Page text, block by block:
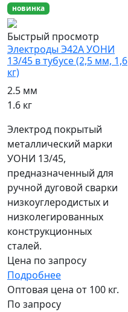
новинка
Быстрый просмотр
Электроды Э42А УОНИ
13/45 в тубусе (2,5 мм, 1,6
кг)
2.5 мм
1.6 кг
Электрод покрытый
металлический марки
УОНИ 13/45,
предназначенный для
ручной дуговой сварки
низкоуглеродистых и
низколегированных
конструкционных
сталей.
Цена по запросу
Подробнее
Оптовая цена от 100 кг.
По запросу